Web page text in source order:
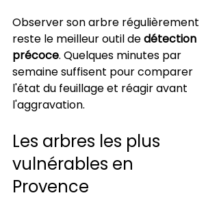
Observer son arbre régulièrement
reste le meilleur outil de détection
précoce. Quelques minutes par
semaine suffisent pour comparer
l'état du feuillage et réagir avant
l'aggravation.
Les arbres les plus
vulnérables en
Provence